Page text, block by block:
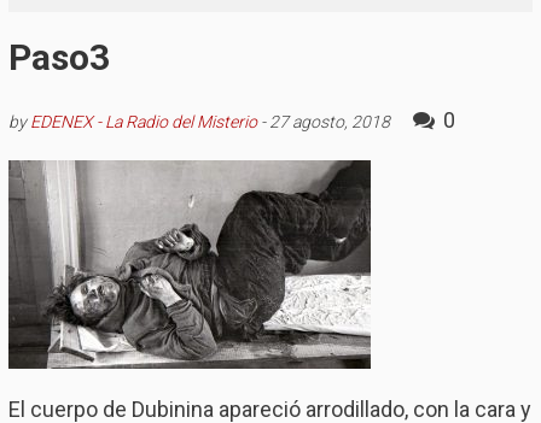
Paso3
byEDENEX - La Radio del Misterio- 27 agosto, 2018 0
El cuerpo de Dubinina apareció arrodillado, con la cara y